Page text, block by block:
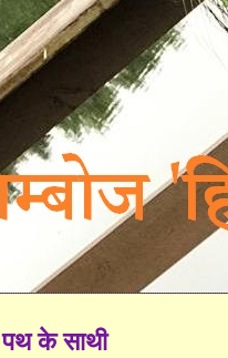
पथ के साथी